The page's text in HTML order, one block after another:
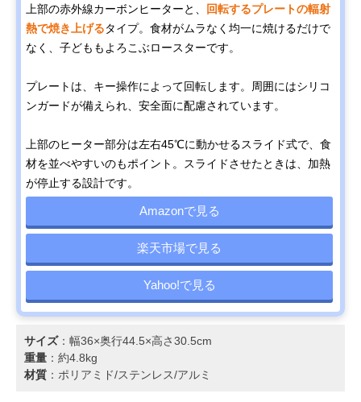
上部の赤外線カーボンヒーターと、
回転するプレートの輻射
熱で焼き上げるタイプ。食材がムラなく均一に焼けるだけで
なく、子どももよろこぶロースターです。
プレートは、キー操作によって回転します。周囲にはシリコ
ンガードが備えられ、安全面に配慮されています。
上部のヒーター部分は左右45℃に動かせるスライド式で、食
材を並べやすいのもポイント。スライドさせたときは、加熱
が停止する設計です。
Amazonで見る
楽天市場で見る
Yahoo!で見る
サイズ：幅36×奥行44.5×高さ30.5cm
重量 ：約4.8kg
材質 ：ポリアミド/ステンレス/アルミ